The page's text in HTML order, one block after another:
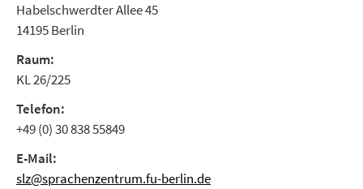
Habelschwerdter Allee 45
14195 Berlin
Raum:
KL 26/225
Telefon:
+49 (0) 30 838 55849
E-Mail:
slz@sprachenzentrum.fu-berlin.de